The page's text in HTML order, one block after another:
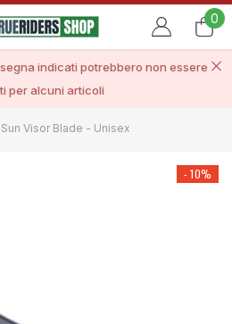
0
0
indicati potrebbero non essere
per alcuni articoli
Visor Blade - Unisex
- 10%